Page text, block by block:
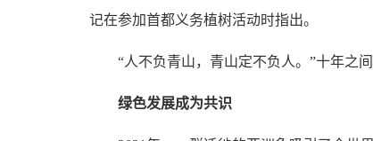
记在参加首都义务植树活动时指出。
“人不负青山，青山定不负人。”十年之间
绿色发展成为共识